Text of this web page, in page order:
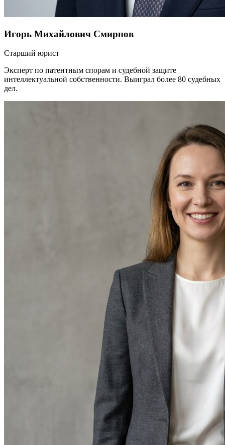
Игорь Михайлович Смирнов
Старший юрист
Эксперт по патентным спорам и судебной защите
интеллектуальной собственности. Выиграл более 80 судебных
дел.